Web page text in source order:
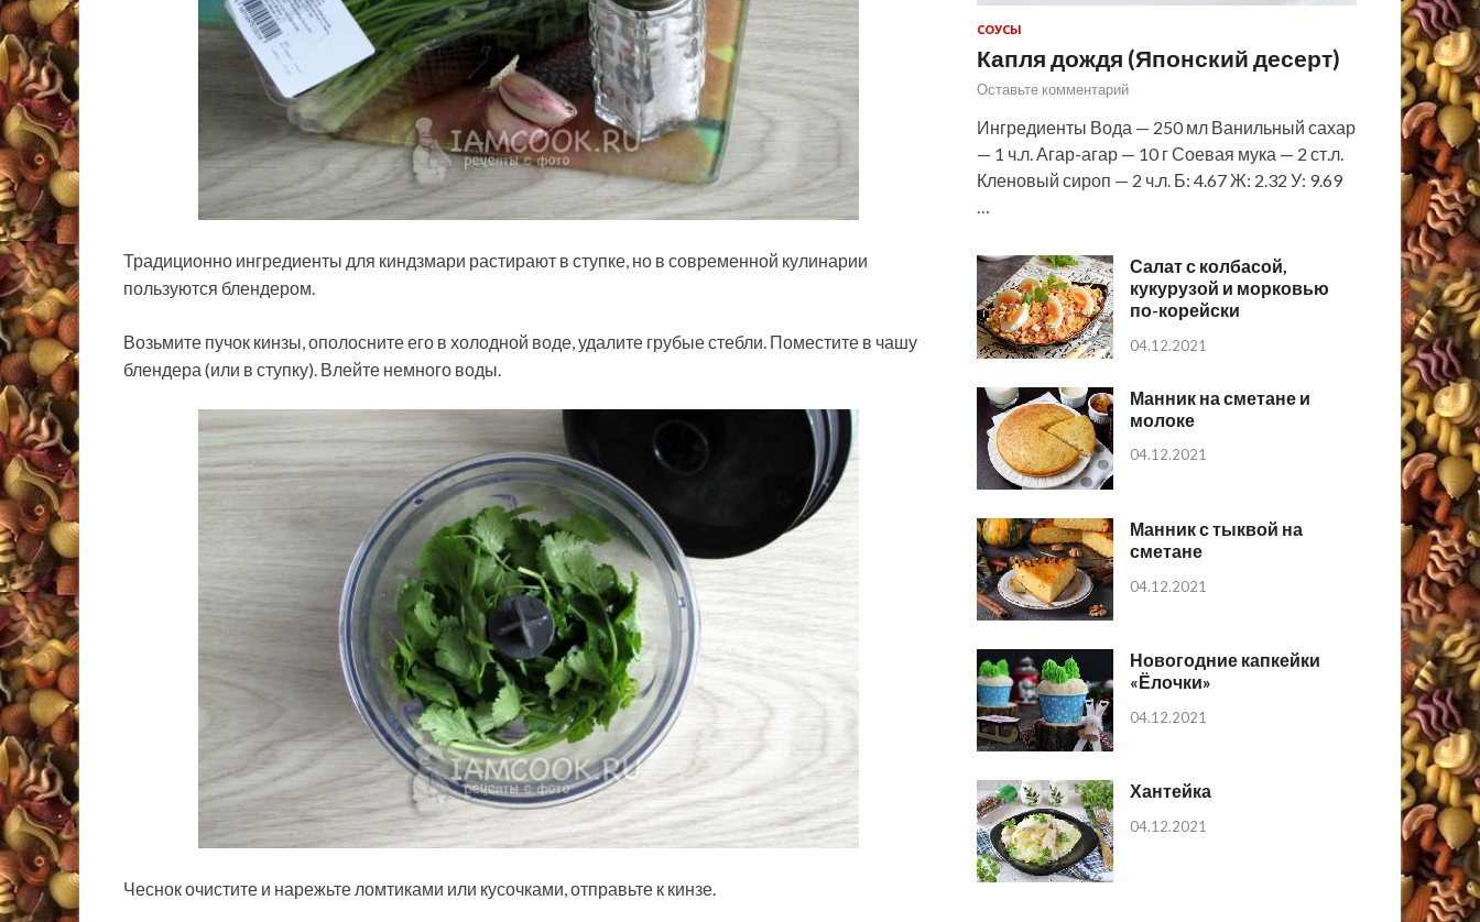
Традиционно ингредиенты для киндзмари растирают в ступке, но в современной кулинарии
пользуются блендером.
Возьмите пучок кинзы, ополосните его в холодной воде, удалите грубые стебли. Поместите в чашу
блендера (или в ступку). Влейте немного воды.
Чеснок очистите и нарежьте ломтиками или кусочками, отправьте к кинзе.
СОУСЫ
Капля дождя (Японский десерт)
Оставьте комментарий
Ингредиенты Вода — 250 мл Ванильный сахар
— 1 ч.л. Агар-агар — 10 г Соевая мука — 2 ст.л.
Кленовый сироп — 2 ч.л. Б: 4.67 Ж: 2.32 У: 9.69
…
Салат с колбасой,
кукурузой и морковью
по-корейски
04.12.2021
Манник на сметане и
молоке
04.12.2021
Манник с тыквой на
сметане
04.12.2021
Новогодние капкейки
«Ёлочки»
04.12.2021
Хантейка
04.12.2021